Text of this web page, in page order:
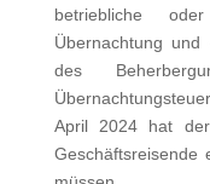
betriebliche
Übernachtung
des
April 2024 hat
Geschäftsreisende